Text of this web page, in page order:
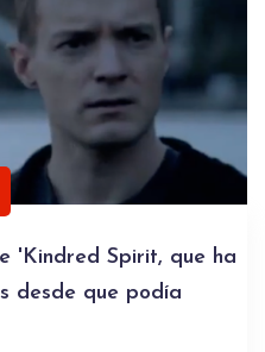
'Kindred Spirit, que ha
desde que podía